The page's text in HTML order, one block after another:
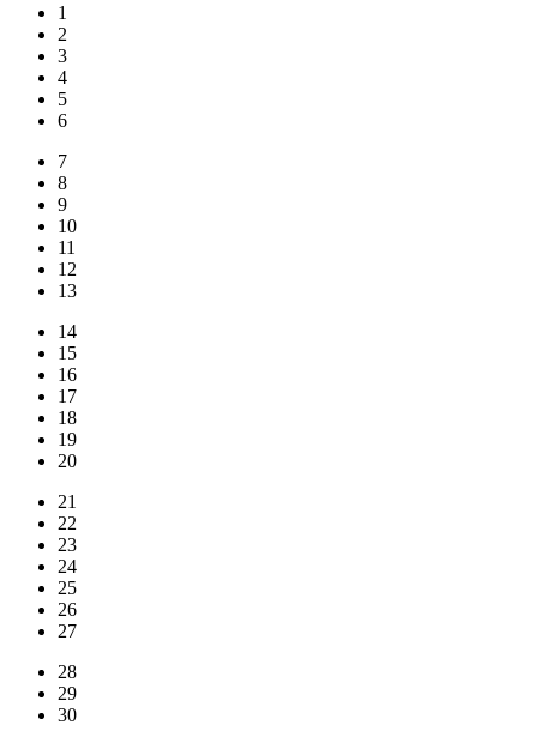
1
2
3
4
5
6
7
8
9
10
11
12
13
14
15
16
17
18
19
20
21
22
23
24
25
26
27
28
29
30